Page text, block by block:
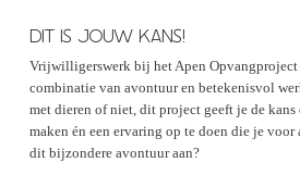
DIT IS JOUW KANS!
Vrijwilligerswerk bij het Apen
combinatie van avontuur en betekenisvol
met dieren of niet, dit project geeft je de
maken én een ervaring op te doen die je
dit bijzondere avontuur aan?